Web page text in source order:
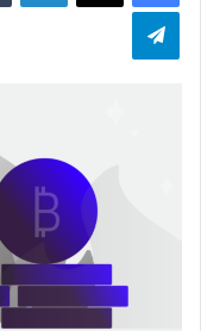
تيلقرام